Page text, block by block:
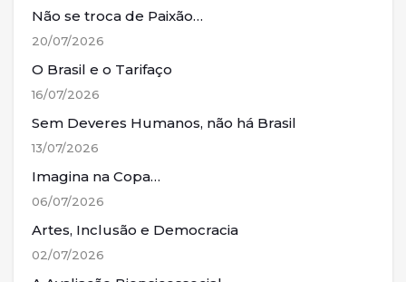
Não se troca de Paixão…
20/07/2026
O Brasil e o Tarifaço
16/07/2026
Sem Deveres Humanos, não há Brasil
13/07/2026
Imagina na Copa…
06/07/2026
Artes, Inclusão e Democracia
02/07/2026